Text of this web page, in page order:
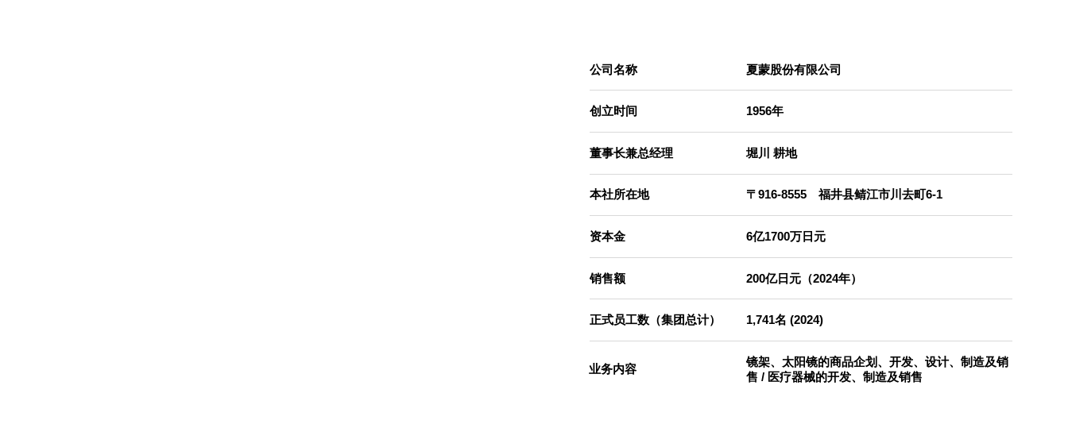
公司名称
创立时间
董事长兼总经理
本社所在地
资本金
销售额
正式员工数（集团总计）
业务内容
夏蒙股份有限公司
1956年
堀川 耕地
〒916-8555 福井县鲭江市川去町6-1
6亿1700万日元
200亿日元（2024年）
1,741名 (2024)
镜架、太阳镜的商品企划、开发、设计、制造及销
售 / 医疗器械的开发、制造及销售